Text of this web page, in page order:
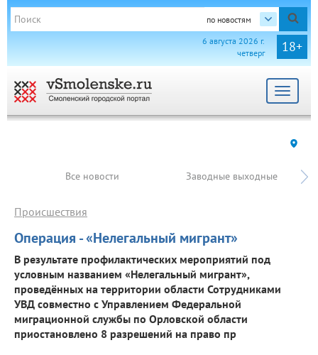
по новостям
18+
6 августа 2026 г.
четверг
Toggle
Все новости Заводные выходные
Операция - «Нелегальный мигрант»
Происшествия
В результате профилактических мероприятий под
условным названием «Нелегальный мигрант»,
проведённых на территории области Сотрудниками
УВД совместно с Управлением Федеральной
миграционной службы по Орловской области
приостановлено 8 разрешений на право пр